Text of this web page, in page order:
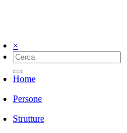
×
Home
Persone
Strutture